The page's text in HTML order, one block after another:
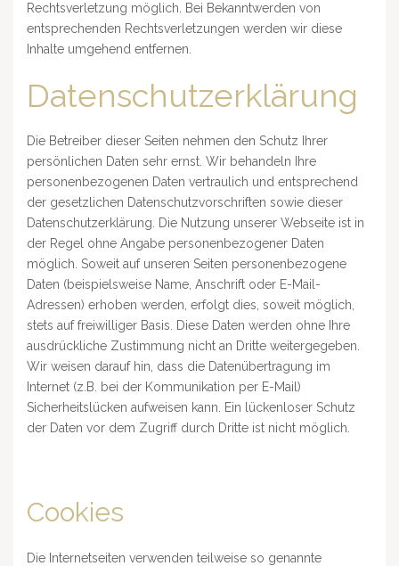
Rechtsverletzung möglich. Bei Bekanntwerden von
entsprechenden Rechtsverletzungen werden wir diese
Inhalte umgehend entfernen.
Datenschutzerklärung
Die Betreiber dieser Seiten nehmen den Schutz Ihrer
persönlichen Daten sehr ernst. Wir behandeln Ihre
personenbezogenen Daten vertraulich und entsprechend
der gesetzlichen Datenschutzvorschriften sowie dieser
Datenschutzerklärung. Die Nutzung unserer Webseite ist in
der Regel ohne Angabe personenbezogener Daten
möglich. Soweit auf unseren Seiten personenbezogene
Daten (beispielsweise Name, Anschrift oder E-Mail-
Adressen) erhoben werden, erfolgt dies, soweit möglich,
stets auf freiwilliger Basis. Diese Daten werden ohne Ihre
ausdrückliche Zustimmung nicht an Dritte weitergegeben.
Wir weisen darauf hin, dass die Datenübertragung im
Internet (z.B. bei der Kommunikation per E-Mail)
Sicherheitslücken aufweisen kann. Ein lückenloser Schutz
der Daten vor dem Zugriff durch Dritte ist nicht möglich.
Cookies
Die Internetseiten verwenden teilweise so genannte